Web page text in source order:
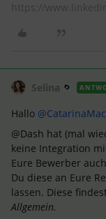
https://
Selina
Hallo
@Dash hat (mal
keine Integration
Eure Bewerber
Du diese an Eure
lassen. Diese
Allgemein.